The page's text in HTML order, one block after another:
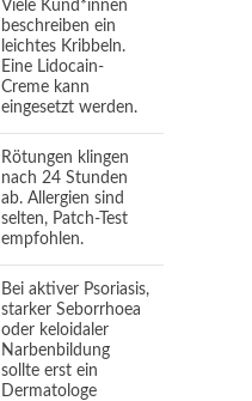
Viele Kund*innen
beschreiben ein
leichtes Kribbeln.
Eine Lidocain-
Creme kann
eingesetzt werden.
Rötungen klingen
nach 24 Stunden
ab. Allergien sind
selten, Patch-Test
empfohlen.
Bei aktiver Psoriasis,
starker Seborrhoea
oder keloidaler
Narbenbildung
sollte erst ein
Dermatologe